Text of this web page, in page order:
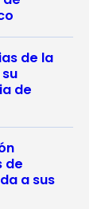
de la
de
de
a sus